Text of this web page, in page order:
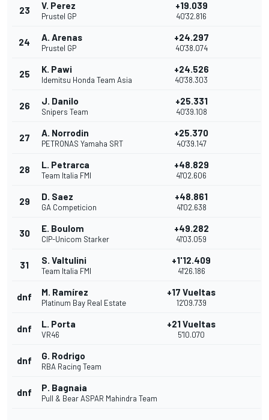
23 V. Perez
Prustel GP
+19.039
40'32.816
24 A. Arenas
Prustel GP
+24.297
40'38.074
25 K. Pawi
Idemitsu Honda Team Asia
+24.526
40'38.303
26 J. Danilo
Snipers Team
+25.331
40'39.108
27 A. Norrodin
PETRONAS Yamaha SRT
+25.370
40'39.147
28 L. Petrarca
Team Italia FMI
+48.829
41'02.606
29 D. Saez
GA Competicion
+48.861
41'02.638
30 E. Boulom
CIP-Unicom Starker
+49.282
41'03.059
31 S. Valtulini
Team Italia FMI
+1'12.409
41'26.186
dnf M. Ramírez
Platinum Bay Real Estate
+17 Vueltas
12'09.739
dnf L. Porta
VR46
+21 Vueltas
5'10.070
dnf G. Rodrigo
RBA Racing Team
dnf P. Bagnaia
Pull & Bear ASPAR Mahindra Team